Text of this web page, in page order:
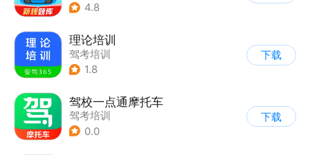
4.8
理论培训
驾考培训
1.8
下载
驾校一点通摩托车
驾考培训
0.0
下载